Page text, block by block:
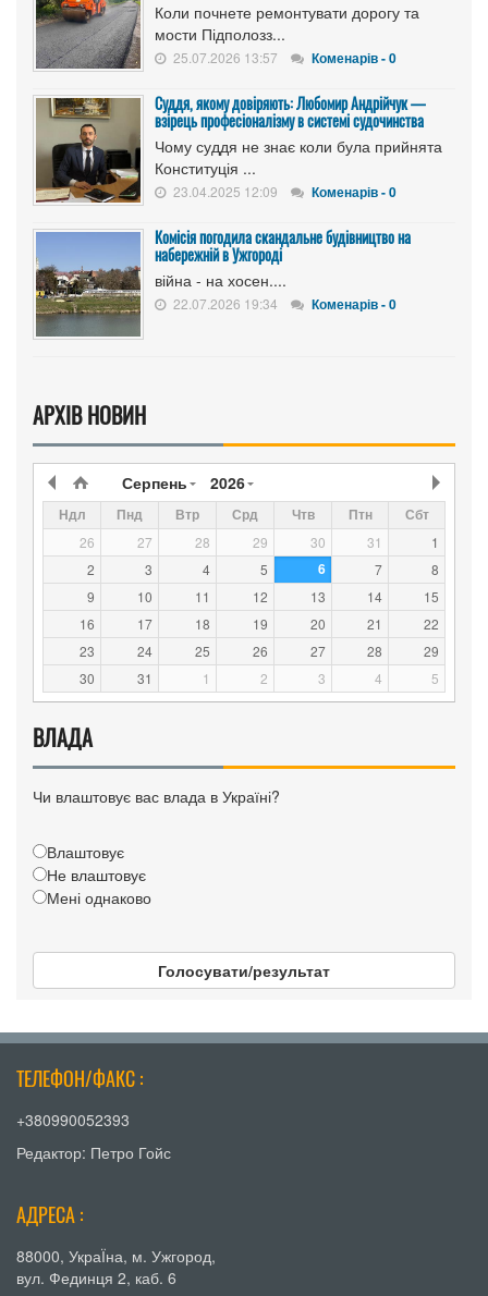
Коли почнете ремонтувати дорогу та
мости Підполозз...
25.07.2026 13:57 Коменарів - 0
Суддя, якому довіряють: Любомир Андрійчук —
взірець професіоналізму в системі судочинства
Чому суддя не знає коли була прийнята
Конституція ...
23.04.2025 12:09 Коменарів - 0
Комісія погодила скандальне будівництво на
набережній в Ужгороді
війна - на хосен....
22.07.2026 19:34 Коменарів - 0
АРХІВ НОВИН
Серпень 2026
Ндл Пнд Втр Срд Чтв Птн Сбт
26 27 28 29 30 31
1
2
3 4 5 6 7
8
9
10 11 12 13 14
15
16
17 18 19 20 21
22
23
24 25 26 27 28
29
30
31 1 2 3 4 5
ВЛАДА
Чи влаштовує вас влада в Україні?
Влаштовує
Не влаштовує
Мені однаково
Голосувати/результат
ТЕЛЕФОН/ФАКС :
+380990052393
Редактор: Петро Гойс
АДРЕСА :
88000, УкраЇна, м. Ужгород,
вул. Фединця 2, каб. 6